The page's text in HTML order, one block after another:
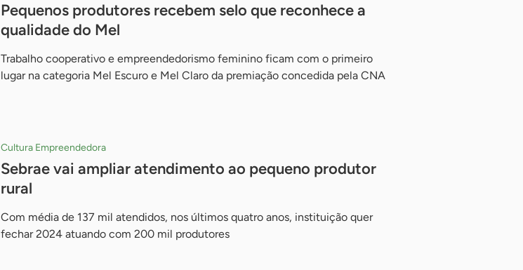
Pequenos produtores recebem selo que reconhece a
qualidade do Mel
Trabalho cooperativo e empreendedorismo feminino ficam com o primeiro
lugar na categoria Mel Escuro e Mel Claro da premiação concedida pela CNA
Cultura Empreendedora
Sebrae vai ampliar atendimento ao pequeno produtor
rural
Com média de 137 mil atendidos, nos últimos quatro anos, instituição quer
fechar 2024 atuando com 200 mil produtores